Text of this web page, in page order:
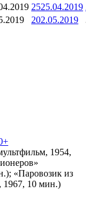
2525.04.2019
202.05.2019
1954,
«Паровозик из
1967, 10 мин.)